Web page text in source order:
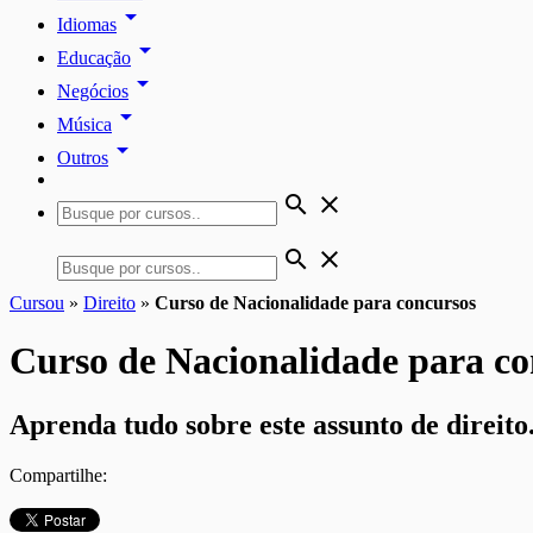
Idiomas arrow_drop_down
Educação arrow_drop_down
Negócios arrow_drop_down
Música arrow_drop_down
Outros arrow_drop_down
search close
search close
Cursou » Direito » Curso de Nacionalidade para concursos
Curso de Nacionalidade para
Aprenda tudo sobre este assunto de direito.
Compartilhe: